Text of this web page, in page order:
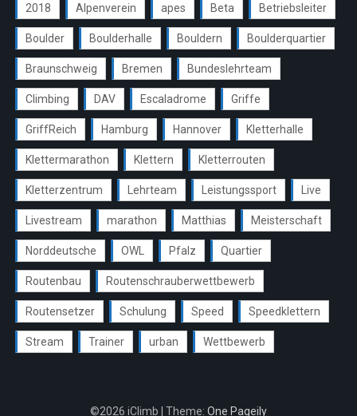
2018 Alpenverein apes Beta Betriebsleiter
Boulder Boulderhalle Bouldern Boulderquartier
Braunschweig Bremen Bundeslehrteam
Climbing DAV Escaladrome Griffe
GriffReich Hamburg Hannover Kletterhalle
Klettermarathon Klettern Kletterrouten
Kletterzentrum Lehrteam Leistungssport Live
Livestream marathon Matthias Meisterschaft
Norddeutsche OWL Pfalz Quartier
Routenbau Routenschrauberwettbewerb
Routensetzer Schulung Speed Speedklettern
Stream Trainer urban Wettbewerb
©2026 iClimb | Theme: One Pageily